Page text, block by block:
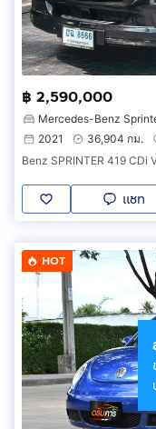
฿ 2,590,000
Mercedes-Benz
2021
36,904 กม.
Benz SPRINTER 419 CDi
แชท
HOT